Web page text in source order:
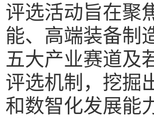
评选活动旨在聚
能、高端装备制
五大产业赛道及
评选机制，挖掘
和数智化发展能